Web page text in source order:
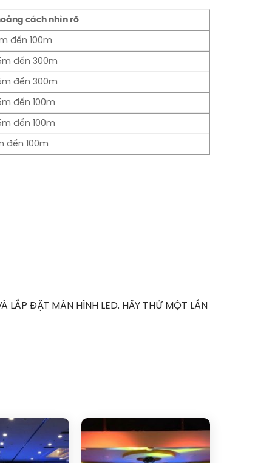
cách nhìn rõ
đến 100m
đến 300m
đến 300m
đến 100m
đến 100m
đến 100m
LẮP ĐẶT MÀN HÌNH LED. HÃY THỬ MỘT LẦN